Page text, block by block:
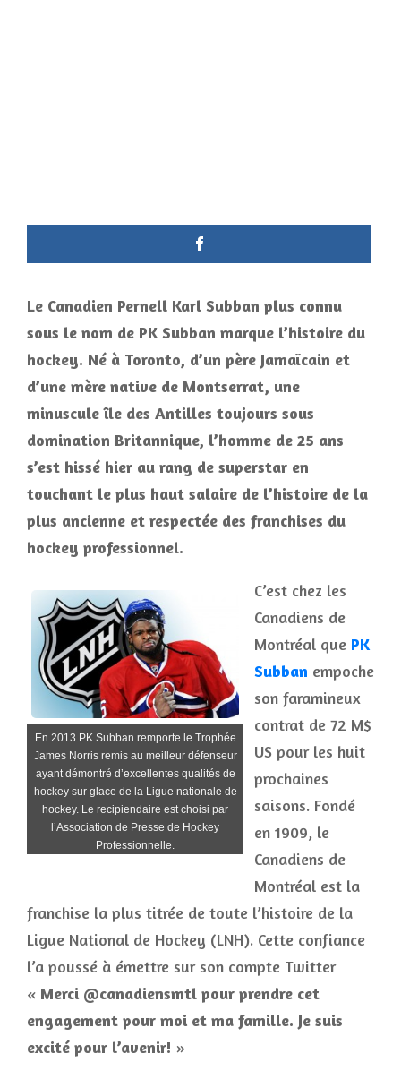
Le Canadien Pernell Karl Subban plus connu
sous le nom de PK Subban marque l’histoire du
hockey. Né à Toronto, d’un père Jamaïcain et
d’une mère native de Montserrat, une
minuscule île des Antilles toujours sous
domination Britannique, l’homme de 25 ans
s’est hissé hier au rang de superstar en
touchant le plus haut salaire de l’histoire de la
plus ancienne et respectée des franchises du
hockey professionnel.
En 2013 PK Subban remporte le Trophée
James Norris remis au meilleur défenseur
ayant démontré d’excellentes qualités de
hockey sur glace de la Ligue nationale de
hockey. Le recipiendaire est choisi par
l’Association de Presse de Hockey
Professionnelle.
C’est chez les
Canadiens de
Montréal que PK
Subban empoche
son faramineux
contrat de 72 M$
US pour les huit
prochaines
saisons. Fondé
en 1909, le
Canadiens de
Montréal est la
franchise la plus titrée de toute l’histoire de la
Ligue National de Hockey (LNH). Cette confiance
l’a poussé à émettre sur son compte Twitter
« Merci @canadiensmtl pour prendre cet
engagement pour moi et ma famille. Je suis
excité pour l’avenir! »